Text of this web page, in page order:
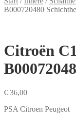
B000720480
Citroën
€ 36,00
PSA Citroen Peugeot